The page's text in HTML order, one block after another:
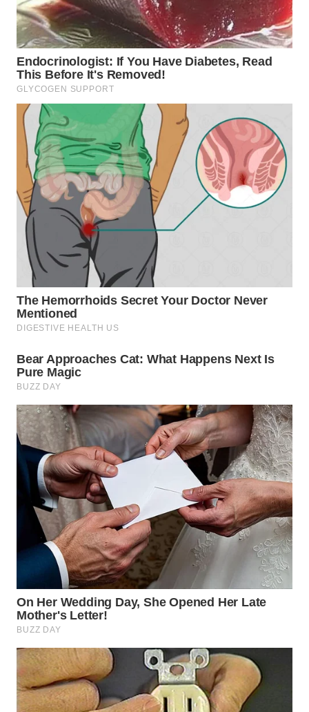
SAMOSIR
WN
PADANG
LAWAS
WN
SUMEDANG
WN
CIANJUR
WN
KEPULAUAN
WN
TANGERANG
WN
WN
CIREBON
WN
INDRAMAYU
WN
KUNINGAN
WN
MAJALENGKA
SUBANG
WN
SUKABUMI
WN
PURWAKARTA